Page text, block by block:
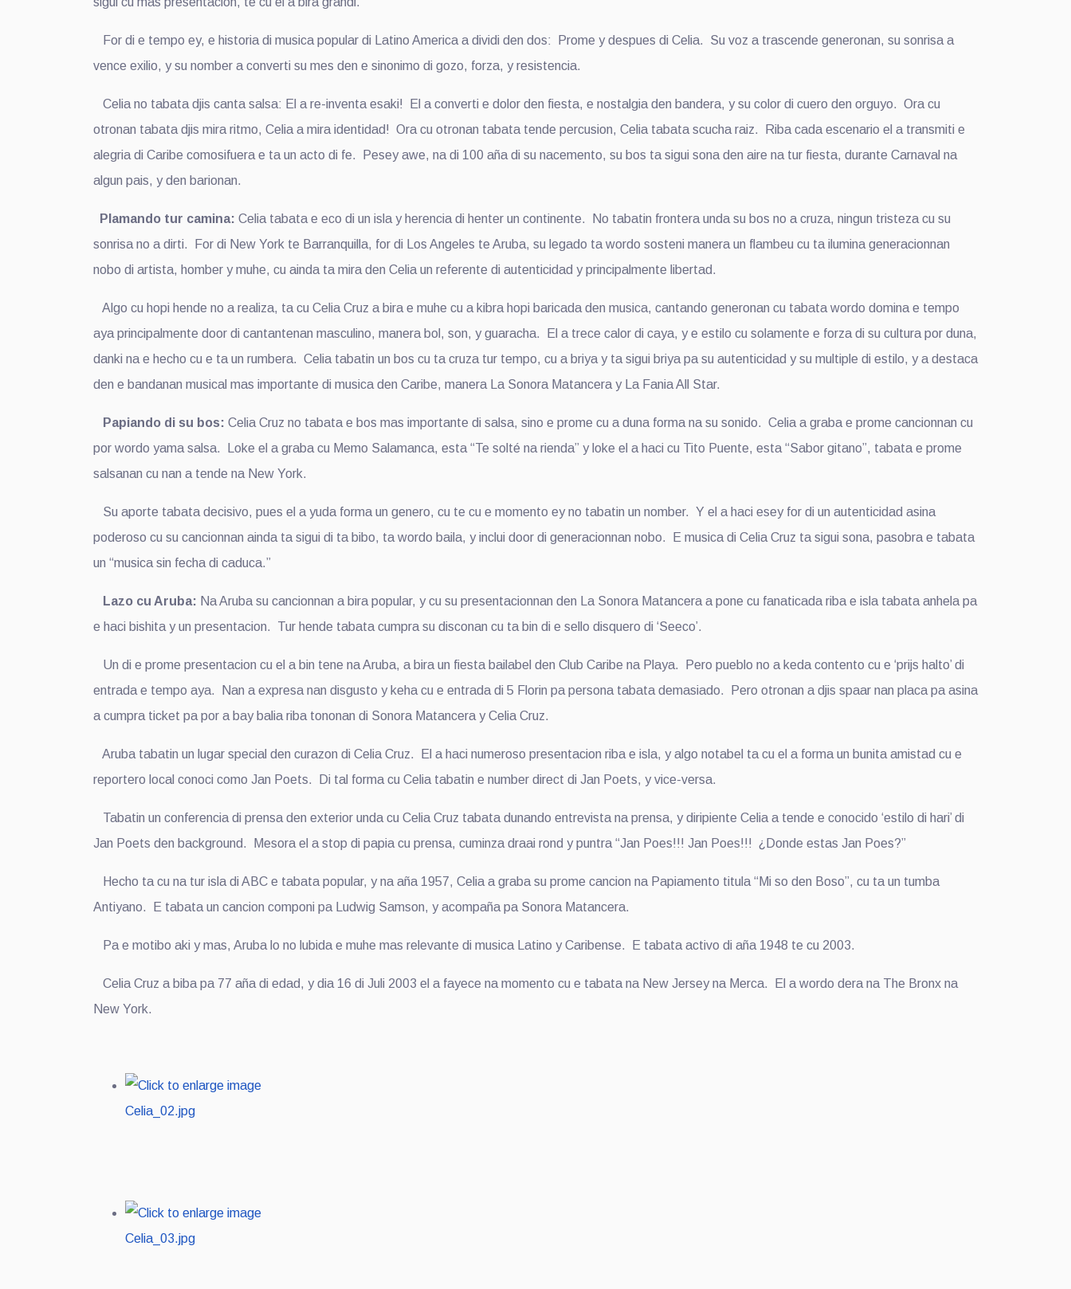
For di e tempo ey, e historia di musica popular di Latino America a dividi den dos: Prome y despues di Celia. Su voz a trascende generonan, su sonrisa a
vence exilio, y su nomber a converti su mes den e sinonimo di gozo, forza, y resistencia.
Celia no tabata djis canta salsa: El a re-inventa esaki! El a converti e dolor den fiesta, e nostalgia den bandera, y su color di cuero den orguyo. Ora cu
otronan tabata djis mira ritmo, Celia a mira identidad! Ora cu otronan tabata tende percusion, Celia tabata scucha raiz. Riba cada escenario el a transmiti e
alegria di Caribe comosifuera e ta un acto di fe. Pesey awe, na di 100 aña di su nacemento, su bos ta sigui sona den aire na tur fiesta, durante Carnaval na
algun pais, y den barionan.
Plamando tur camina: Celia tabata e eco di un isla y herencia di henter un continente. No tabatin frontera unda su bos no a cruza, ningun tristeza cu su
sonrisa no a dirti. For di New York te Barranquilla, for di Los Angeles te Aruba, su legado ta wordo sosteni manera un flambeu cu ta ilumina generacionnan
nobo di artista, homber y muhe, cu ainda ta mira den Celia un referente di autenticidad y principalmente libertad.
Algo cu hopi hende no a realiza, ta cu Celia Cruz a bira e muhe cu a kibra hopi baricada den musica, cantando generonan cu tabata wordo domina e tempo
aya principalmente door di cantantenan masculino, manera bol, son, y guaracha. El a trece calor di caya, y e estilo cu solamente e forza di su cultura por duna,
danki na e hecho cu e ta un rumbera. Celia tabatin un bos cu ta cruza tur tempo, cu a briya y ta sigui briya pa su autenticidad y su multiple di estilo, y a destaca
den e bandanan musical mas importante di musica den Caribe, manera La Sonora Matancera y La Fania All Star.
Papiando di su bos: Celia Cruz no tabata e bos mas importante di salsa, sino e prome cu a duna forma na su sonido. Celia a graba e prome cancionnan cu
por wordo yama salsa. Loke el a graba cu Memo Salamanca, esta “Te solté na rienda” y loke el a haci cu Tito Puente, esta “Sabor gitano”, tabata e prome
salsanan cu nan a tende na New York.
Su aporte tabata decisivo, pues el a yuda forma un genero, cu te cu e momento ey no tabatin un nomber. Y el a haci esey for di un autenticidad asina
poderoso cu su cancionnan ainda ta sigui di ta bibo, ta wordo baila, y inclui door di generacionnan nobo. E musica di Celia Cruz ta sigui sona, pasobra e tabata
un “musica sin fecha di caduca.”
Lazo cu Aruba: Na Aruba su cancionnan a bira popular, y cu su presentacionnan den La Sonora Matancera a pone cu fanaticada riba e isla tabata anhela pa
e haci bishita y un presentacion. Tur hende tabata cumpra su disconan cu ta bin di e sello disquero di ‘Seeco’.
Un di e prome presentacion cu el a bin tene na Aruba, a bira un fiesta bailabel den Club Caribe na Playa. Pero pueblo no a keda contento cu e ‘prijs halto’ di
entrada e tempo aya. Nan a expresa nan disgusto y keha cu e entrada di 5 Florin pa persona tabata demasiado. Pero otronan a djis spaar nan placa pa asina
a cumpra ticket pa por a bay balia riba tononan di Sonora Matancera y Celia Cruz.
Aruba tabatin un lugar special den curazon di Celia Cruz. El a haci numeroso presentacion riba e isla, y algo notabel ta cu el a forma un bunita amistad cu e
reportero local conoci como Jan Poets. Di tal forma cu Celia tabatin e number direct di Jan Poets, y vice-versa.
Tabatin un conferencia di prensa den exterior unda cu Celia Cruz tabata dunando entrevista na prensa, y diripiente Celia a tende e conocido ‘estilo di hari’ di
Jan Poets den background. Mesora el a stop di papia cu prensa, cuminza draai rond y puntra “Jan Poes!!! Jan Poes!!! ¿Donde estas Jan Poes?”
Hecho ta cu na tur isla di ABC e tabata popular, y na aña 1957, Celia a graba su prome cancion na Papiamento titula “Mi so den Boso”, cu ta un tumba
Antiyano. E tabata un cancion componi pa Ludwig Samson, y acompaña pa Sonora Matancera.
Pa e motibo aki y mas, Aruba lo no lubida e muhe mas relevante di musica Latino y Caribense. E tabata activo di aña 1948 te cu 2003.
Celia Cruz a biba pa 77 aña di edad, y dia 16 di Juli 2003 el a fayece na momento cu e tabata na New Jersey na Merca. El a wordo dera na The Bronx na
New York.